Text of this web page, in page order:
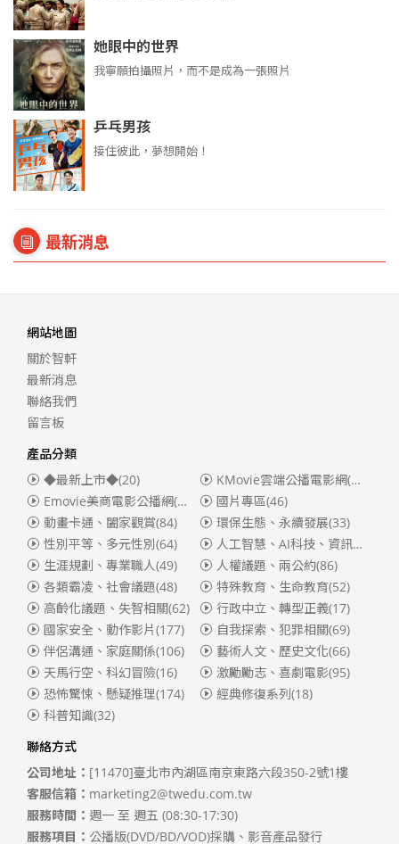
她眼中的世界
我寧願拍攝照片，而不是成為一張照片
乒乓男孩
接住彼此，夢想開始！
最新消息
網站地圖
關於智軒
最新消息
聯絡我們
留言板
產品分類
◆最新上市◆(20)
KMovie雲端公播電影網(迪士尼、福斯、索尼)
Emovie美商電影公播網(華納)
(186)
國片專區(46)
動畫卡通、闔家觀賞(84) 環保生態、永續發展(33)
性別平等、多元性別(64) 人工智慧、AI科技、資訊安全
生涯規劃、專業職人(49) 人權議題、兩公約(86)
各類霸凌、社會議題(48) 特殊教育、生命教育(52)
高齡化議題、失智相關(62) 行政中立、轉型正義(17)
國家安全、動作影片(177) 自我探索、犯罪相關(69)
伴侶溝通、家庭關係(106) 藝術人文、歷史文化(66)
天馬行空、科幻冒險(16) 激勵勵志、喜劇電影(95)
恐怖驚悚、懸疑推理(174) 經典修復系列(18)
科普知識(32)
聯絡方式
公司地址： [11470]臺北市內湖區南京東路六段350-2號1樓
客服信箱： marketing2@twedu.com.tw
服務時間： 週一 至 週五 (08:30-17:30)
服務項目： 公播版(DVD/BD/VOD)採購、影音產品發行